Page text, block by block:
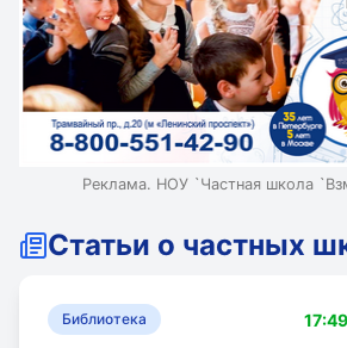
Реклама. НОУ `Частная школа
Статьи о частных
Библиотека 17:49